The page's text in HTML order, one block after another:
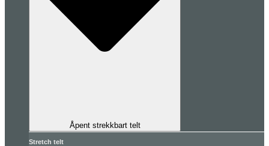
Åpent strekkbart telt
Stretch telt